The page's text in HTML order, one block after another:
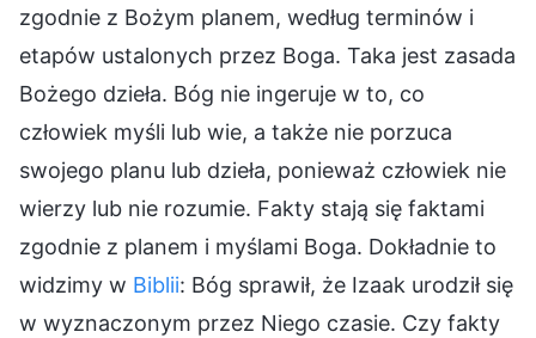
zgodnie z Bożym planem, według terminów i
etapów ustalonych przez Boga. Taka jest zasada
Bożego dzieła. Bóg nie ingeruje w to, co
człowiek myśli lub wie, a także nie porzuca
swojego planu lub dzieła, ponieważ człowiek nie
wierzy lub nie rozumie. Fakty stają się faktami
zgodnie z planem i myślami Boga. Dokładnie to
widzimy w Biblii: Bóg sprawił, że Izaak urodził się
w wyznaczonym przez Niego czasie. Czy fakty